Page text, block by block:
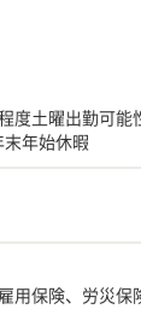
度土曜出勤可能
年始休暇
用保険、労災保